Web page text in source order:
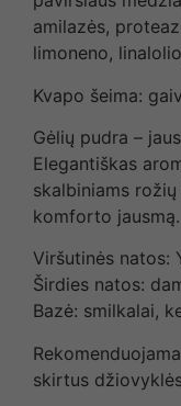
amilazės,
limoneno,
Kvapo šeima:
Gėlių pudra –
Elegantiškas
skalbiniams
komforto jausmą.
Viršutinės natos:
Širdies natos:
Bazė: smilkalai,
skirtus